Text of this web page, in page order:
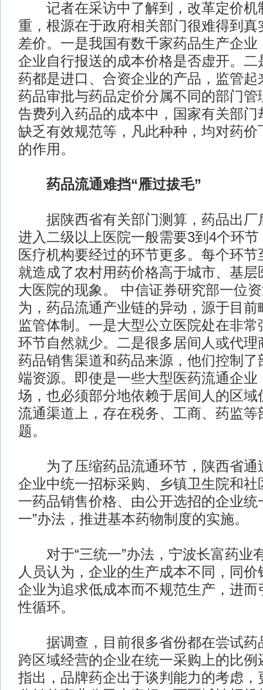
记者在采访中了解到，改革定价机
重，根源在于政府相关部门很难得到真
差价。一是我国有数千家药品生产企业
企业自行报送的成本价格是否虚开。二
药都是进口、合资企业的产品，监管起
药品审批与药品定价分属不同的部门管
告费列入药品的成本中，国家有关部门
缺乏有效规范等，凡此种种，均对药价
的作用。
药品流通难挡“雁过拔毛”
据陕西省有关部门测算，药品出厂
进入二级以上医院一般需要3到4个环
医疗机构要经过的环节更多。每个环
就造成了农村用药价格高于城市、基层
大医院的现象。
中信证券研究部一位
为，药品流通产业链的异动，源于目
监管体制。一是大型公立医院处在非
环节自然就少。二是很多居间人或代理
药品销售渠道和药品来源，他们控制了
端资源。即使是一些大型医药流通企业
场，也必须部分地依赖于居间人的区域
流通渠道上，存在税务、工商、药监等
题。
为了压缩药品流通环节，陕西省通
企业中统一招标采购、乡镇卫生院和社
一药品销售价格、由公开选招的企业统
一”办法，推进基本药物制度的实施。
对于“三统一”办法，宁波长富药业
人员认为，企业的生产成本不同，同
企业为追求低成本而不规范生产，进而
性循环。
据调查，目前很多省份都在尝试药
跨区域经营的企业在统一采购上的比例
指出，品牌药企出于谈判能力的考虑，